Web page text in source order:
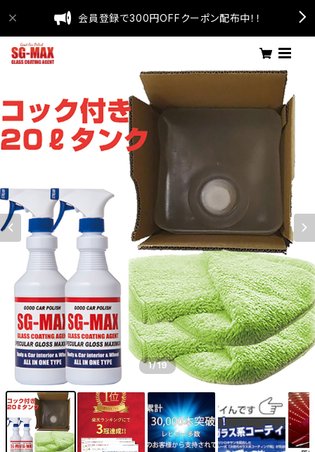
会員登録で300円OFFクーポン配布中！！
1/19